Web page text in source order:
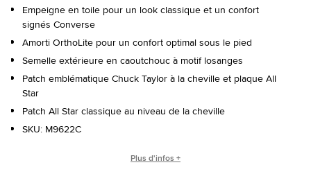
Empeigne en toile pour un look classique et un confort
signés Converse
Amorti OrthoLite pour un confort optimal sous le pied
Semelle extérieure en caoutchouc à motif losanges
Patch emblématique Chuck Taylor à la cheville et plaque All
Star
Patch All Star classique au niveau de la cheville
SKU: M9622C
QUI EST CHUCK TAYLOR ?
Plus d'infos +